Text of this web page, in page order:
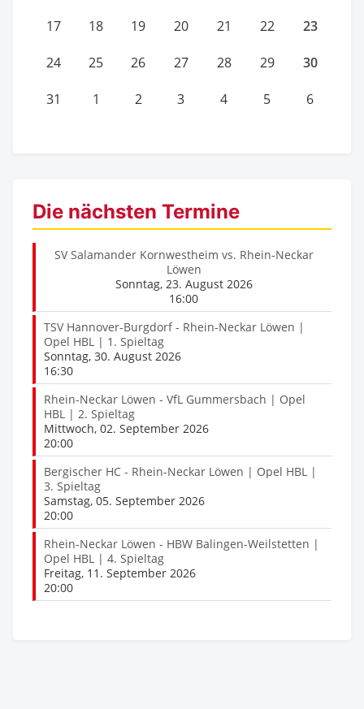
17 18 19 20 21 22 23
24 25 26 27 28 29 30
31 1 2 3 4 5 6
Die nächsten Termine
SV Salamander Kornwestheim vs. Rhein-Neckar
Löwen
Sonntag, 23. August 2026
16:00
TSV Hannover-Burgdorf - Rhein-Neckar Löwen |
Opel HBL | 1. Spieltag
Sonntag, 30. August 2026
16:30
Rhein-Neckar Löwen - VfL Gummersbach | Opel
HBL | 2. Spieltag
Mittwoch, 02. September 2026
20:00
Bergischer HC - Rhein-Neckar Löwen | Opel HBL |
3. Spieltag
Samstag, 05. September 2026
20:00
Rhein-Neckar Löwen - HBW Balingen-Weilstetten |
Opel HBL | 4. Spieltag
Freitag, 11. September 2026
20:00